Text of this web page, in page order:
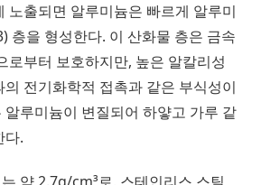
노출되면 알루미늄은 빠르게 알루미
층을 형성한다. 이 산화물 층은 금속
로부터 보호하지만, 높은 알칼리성
전기화학적 접촉과 같은 부식성이
알루미늄이 변질되어 하얗고 가루 같
다.